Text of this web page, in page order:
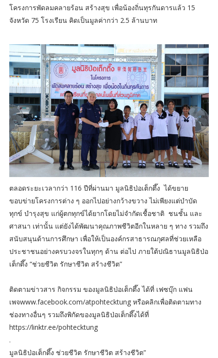
โครงการพัดลมคลายร้อน สร้างสุข เพื่อน้องถิ่นทุรกันดารแล้ว 15
จังหวัด 75 โรงเรียน คิดเป็นมูลค่ากว่า 2.5 ล้านบาท
ตลอดระยะเวลากว่า 116 ปีที่ผ่านมา มูลนิธิป่อเต็กตึ๊ง ได้ขยาย
ขอบข่ายโครงการต่าง ๆ ออกไปอย่างกว้างขวาง ไม่เพียงแต่บำบัด
ทุกข์ บำรุงสุข แก่ผู้ตกทุกข์ได้ยากโดยไม่จำกัดเชื้อชาติ ชนชั้น และ
ศาสนา เท่านั้น แต่ยังได้พัฒนาคุณภาพชีวิตอีกในหลาย ๆ ทาง รวมถึง
สนับสนุนด้านการศึกษา เพื่อให้เป็นองค์กรสาธารณกุศลที่ช่วยเหลือ
ประชาชนอย่างครบวงจรในทุกๆ ด้าน ต่อไป ภายใต้ปณิธานมูลนิธิป่อ
เต็กตึ๊ง “ช่วยชีวิต รักษาชีวิต สร้างชีวิต”
ติดตามข่าวสาร กิจกรรม ของมูลนิธิป่อเต็กตึ๊ง ได้ที่ เฟซบุ๊ก แฟน
เพจwww.facebook.com/atpohtecktung หรือคลิกเพื่อติดตามทาง
ช่องทางอื่นๆ รวมถึงพิกัดของมูลนิธิป่อเต็กตึ๊งได้ที่
https://linktr.ee/pohtecktung
.
มูลนิธิป่อเต็กตึ๊ง ช่วยชีวิต รักษาชีวิต สร้างชีวิต”